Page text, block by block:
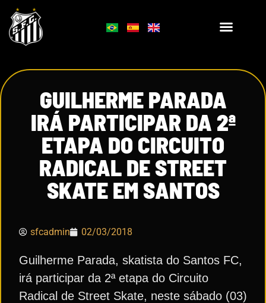
GUILHERME PARADA
IRÁ PARTICIPAR DA 2ª
ETAPA DO CIRCUITO
RADICAL DE STREET
SKATE EM SANTOS
sfcadmin 02/03/2018
Guilherme Parada, skatista do Santos FC,
irá participar da 2ª etapa do Circuito
Radical de Street Skate, neste sábado (03)